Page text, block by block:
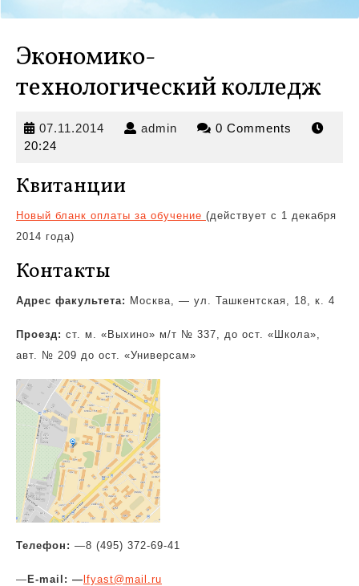
Экономико-
технологический колледж
07.11.2014 07.11.2014
admin admin 0 Comments
20:24
Квитанции
Новый бланк оплаты за обучение (действует с 1 декабря
2014 года)
Контакты
Адрес факультета: Москва, — ул. Ташкентская, 18, к. 4
Проезд: ст. м. «Выхино» м/т № 337, до ост. «Школа»,
авт. № 209 до ост. «Универсам»
Телефон: —8 (495) 372-69-41
— E-mail: — lfyast@mail.ru